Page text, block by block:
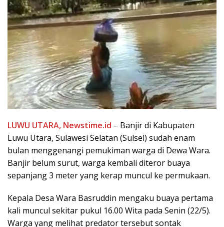
LUWU UTARA, Newstime.id – Banjir di Kabupaten
Luwu Utara, Sulawesi Selatan (Sulsel) sudah enam
bulan menggenangi pemukiman warga di Dewa Wara.
Banjir belum surut, warga kembali diteror buaya
sepanjang 3 meter yang kerap muncul ke permukaan.
Kepala Desa Wara Basruddin mengaku buaya pertama
kali muncul sekitar pukul 16.00 Wita pada Senin (22/5).
Warga yang melihat predator tersebut sontak